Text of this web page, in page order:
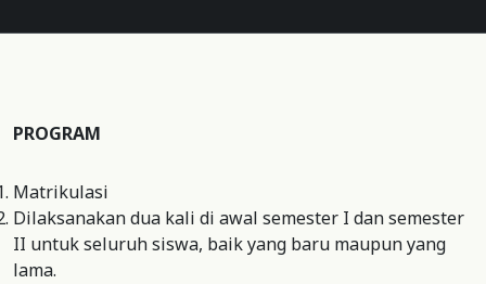
PROGRAM
Matrikulasi
Dilaksanakan dua kali di awal semester I dan semester
II untuk seluruh siswa, baik yang baru maupun yang
lama.